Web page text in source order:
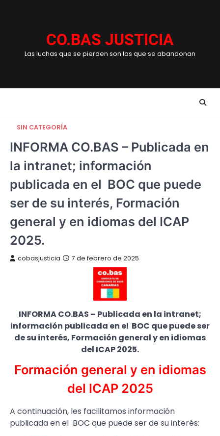
CO.BAS JUSTICIA
Las luchas que se pierden son las que se abandonan
SIN CATEGORÍA
INFORMA CO.BAS – Publicada en
la intranet; información
publicada en el BOC que puede
ser de su interés, Formación
general y en idiomas del ICAP
2025.
cobasjusticia 7 de febrero de 2025
INFORMA CO.BAS – Publicada en la intranet;
información publicada en el BOC que puede ser
de su interés, Formación general y en idiomas
del ICAP 2025.
Formación general y en idiomas
del ICAP 2025
A continuación, les facilitamos información
publicada en el BOC que puede ser de su interés: